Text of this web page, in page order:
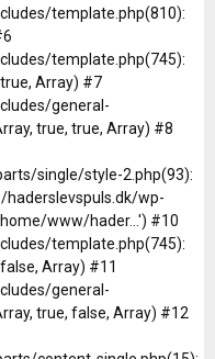
template.php(810):
template.php(745):
Array) #7
general-
true, true, Array) #8
single/style-2.php(93):
wp-
www/hader...') #10
template.php(745):
Array) #11
general-
true, false, Array) #12